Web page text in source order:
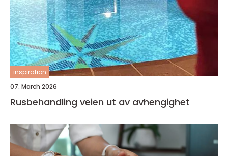
inspiration
07. March 2026
Rusbehandling veien ut av avhengighet